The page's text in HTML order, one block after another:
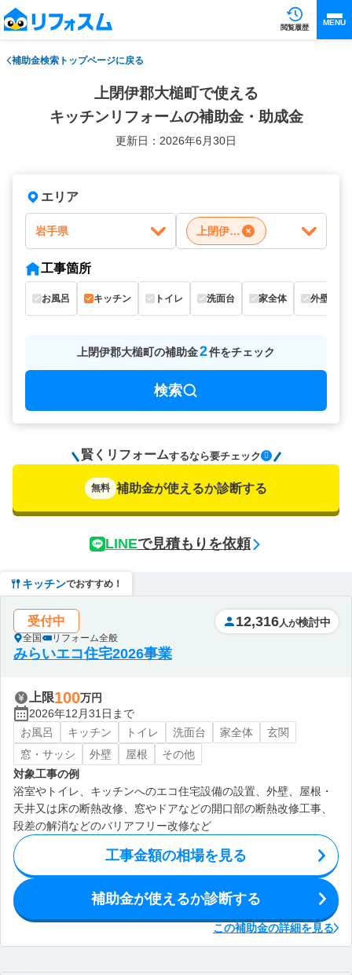
閲覧履歴
MENU
補助金検索トップページに戻る
上閉伊郡大槌町で使える
キッチンリフォームの補助金・助成金
更新日：2026年6月30日
エリア
岩手県 上閉伊郡大槌町
工事箇所
お風呂 キッチン トイレ 洗面台 家全体 外壁
上閉伊郡大槌町の補助金2件をチェック
検索
賢くリフォームするなら要チェック
無料 補助金が使えるか診断する
LINEで見積もりを依頼
キッチンでおすすめ！
受付中
全国 リフォーム全般
12,316 人が検討中
みらいエコ住宅2026事業
上限100万円
2026年12月31日まで
お風呂
キッチン トイレ 洗面台 家全体
玄関
窓・サッシ
外壁 屋根
その他
対象工事の例
浴室やトイレ、キッチンへのエコ住宅設備の設置、外壁、屋根・
天井又は床の断熱改修、窓やドアなどの開口部の断熱改修工事、
段差の解消などのバリアフリー改修など
工事金額の相場を見る
補助金が使えるか診断する
この補助金の詳細を見る